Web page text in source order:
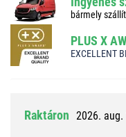
bármely
PLUS X
EXCELLENT
Raktáron 2026.